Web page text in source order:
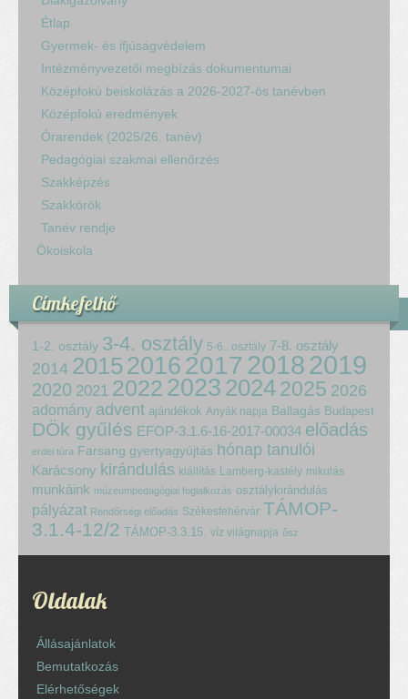
Étlap
Gyermek- és ifjúságvédelem
Intézményvezetői megbízás dokumentumai
Középfokú beiskolázás a 2026-2027-ös tanévben
Középfokú eredmények
Órarendek (2025/26. tanév)
Pedagógiai szakmai ellenőrzés
Szakképzés
Szakkörök
Tanév rendje
Ökoiskola
Címkefelhő
1-2. osztály 3-4. osztály 5-6.. osztály 7-8. osztály
2014 2015 2016 2017 20182019
2020 2021 2022 2023 20242025 2026
adomány advent ajándékok Anyák napja Ballagás Budapest
DÖk gyűlés EFOP-3.1.6-16-2017-00034 előadás
erdei túra Farsang gyertyagyújtás hónap tanulói
Karácsony kirándulás kiállítás Lamberg-kastély mikulás
munkáink múzeumpedagógiai foglalkozás osztálykirándulás
pályázat Rendőrségi előadás Székesfehérvár TÁMOP-
3.1.4-12/2 TÁMOP-3.3.15. víz világnapja ősz
Oldalak
Állásajánlatok
Bemutatkozás
Elérhetőségek